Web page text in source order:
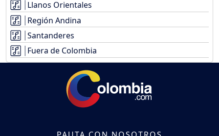
Llanos Orientales
Región Andina
Santanderes
Fuera de Colombia